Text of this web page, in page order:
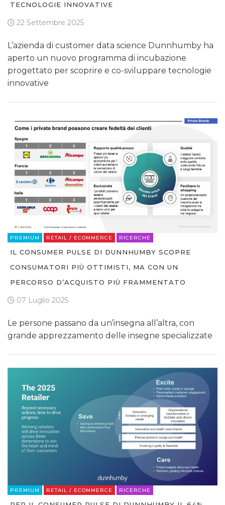
TECNOLOGIE INNOVATIVE
22 Settembre 2025
L’azienda di customer data science Dunnhumby ha
aperto un nuovo programma di incubazione
progettato per scoprire e co-sviluppare tecnologie
innovative
PREMIUM RETAIL / ECOMMERCE RICERCHE
IL CONSUMER PULSE DI DUNNHUMBY SCOPRE
CONSUMATORI PIÙ OTTIMISTI, MA CON UN
PERCORSO D’ACQUISTO PIÙ FRAMMENTATO
07 Luglio 2025
Le persone passano da un’insegna all’altra, con
grande apprezzamento delle insegne specializzate
PREMIUM RETAIL / ECOMMERCE RICERCHE